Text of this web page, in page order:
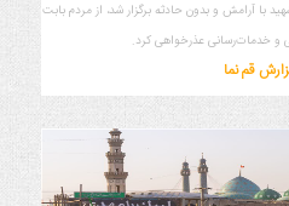
با آرامش و بدون حادثه برگزار شد، از مردم بابت
و خدمات‌رسانی عذرخواهی کرد.
قم نما